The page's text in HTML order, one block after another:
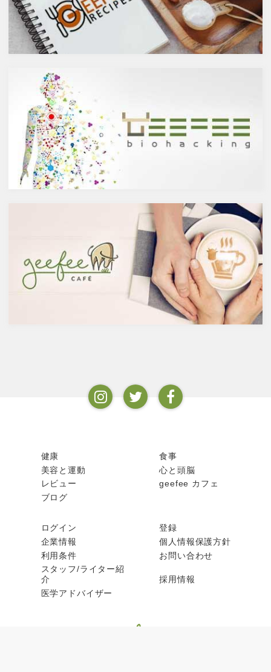
が、実際のところどうなので
しょうか？今回は、大きく分け
て2種類あるお酒の製造方法
（醸造酒と蒸留酒）の違いに
よって健康に対してどのような
ていきます。
醸造酒と蒸留酒の違いとは？
主にお酒は製造方法によって醸
造酒と蒸留酒の2つと、香料や
糖分、果実などを加えた混成酒
に分けられます。醸造酒は、果
実や穀物のような糖分を含んだ
原料を酵母によりアルコール発
酵させて造られたもの。蒸留酒
は、この発酵された醸造酒をさ
らに蒸留して作られたものでス
で、蒸留酒は一般的には40度～
50度、最大で90度台のアルコー
ルとなります。以下が主なお酒
の醸造酒と蒸留酒の分類です。
能性があると言われています。
また、免疫力の維持に重要な働
きを持つ亜鉛との相乗効果もあ
ると考えられています。今回
は、このケルセチンの健康効果
ない植物化合物であるケルセチ
ンは、ブドウやリンゴなどの果
物や、ブロッコリやトマト、タ
マネギなどの野菜、お蕎麦にも
免疫力を向上させる亜鉛の吸収
を助けるケルセチン
免疫力を保つことは、コロナウ
イルスの対策に限らず風邪やイ
ンフルエンザなど、さまざまな
疾患に対して人の体に有益な効
果を与えます。その免疫システ
ムを維持するのに重要な働きを
するのが亜鉛。
健康
食事
美容と運動
心と頭脳
レビュー
geefee カフェ
ブログ
ログイン
登録
企業情報
個人情報保護方針
利用条件
お問い合わせ
スタッフ/ライター紹
介
採用情報
医学アドバイザー